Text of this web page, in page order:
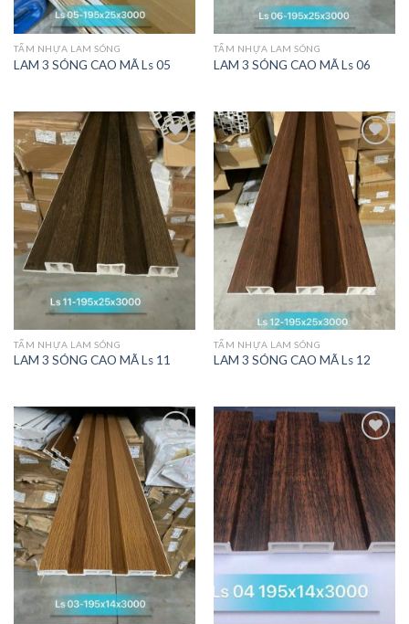
TẤM NHỰA LAM SÓNG
LAM 3 SÓNG CAO MÃ Ls 05
TẤM NHỰA LAM SÓNG
LAM 3 SÓNG CAO MÃ Ls 06
THÍCH
SẢN
PHẨM
NÀY
TẤM NHỰA LAM SÓNG
LAM 3 SÓNG CAO MÃ Ls 11
THÍCH
SẢN
PHẨM
NÀY
TẤM NHỰA LAM SÓNG
LAM 3 SÓNG CAO MÃ Ls 12
THÍCH
SẢN
PHẨM
NÀY
THÍCH
SẢN
PHẨM
NÀY